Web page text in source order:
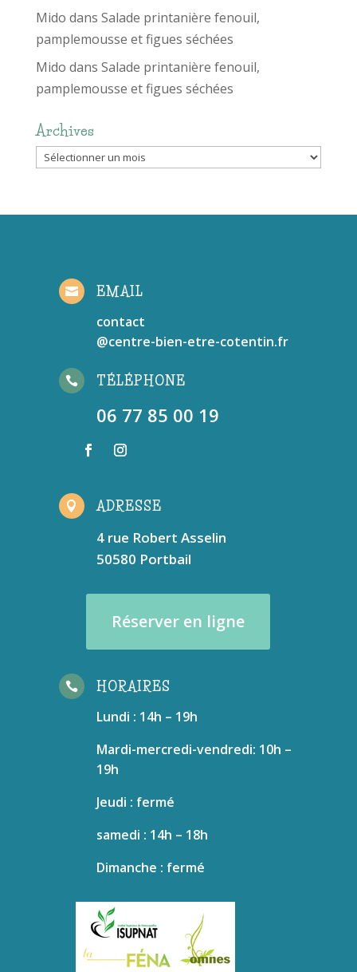
Mido dans Salade printanière fenouil,
pamplemousse et figues séchées
Mido dans Salade printanière fenouil,
pamplemousse et figues séchées
Archives
Archives
 EMAIL
contact
@centre-bien-etre-cotentin.fr
 TÉLÉPHONE
06 77 85 00 19
 ADRESSE
4 rue Robert Asselin
50580 Portbail
Réserver en ligne
 HORAIRES
Lundi : 14h – 19h
Mardi-mercredi-vendredi: 10h –
19h
Jeudi : fermé
samedi : 14h – 18h
Dimanche : fermé